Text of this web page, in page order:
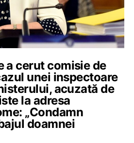
a cerut comisie de
unei inspectoare
acuzată de
la adresa
„Condamn
doamnei